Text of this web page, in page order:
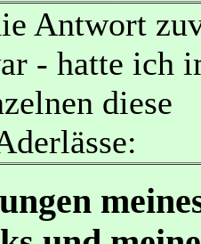
Antwort
- hatte ich
diese